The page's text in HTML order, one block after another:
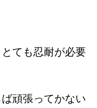
ても忍耐が必要
頑張ってかない